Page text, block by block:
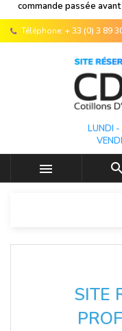
commande passée
Téléphone: + 33 (0) 3 89
LUNDI

SITE